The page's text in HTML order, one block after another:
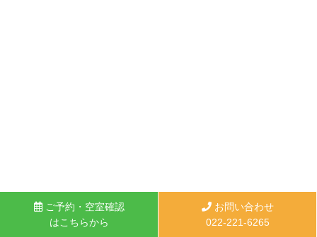
ご予約・空室確認
はこちらから
お問い合わせ
022-221-6265